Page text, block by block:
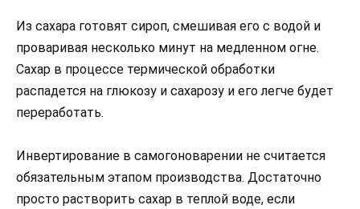
Из сахара готовят сироп, смешивая его с водой и
проваривая несколько минут на медленном огне.
Сахар в процессе термической обработки
распадется на глюкозу и сахарозу и его легче будет
переработать.
Инвертирование в самогоноварении не считается
обязательным этапом производства. Достаточно
просто растворить сахар в теплой воде, если